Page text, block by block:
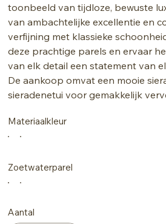
toonbeeld van tijdloze, bewuste
van ambachtelijke excellentie en
verfijning met klassieke
deze prachtige parels en ervaar
van elk detail een statement van
De aankoop omvat een mooie
sieradenetui voor gemakkelijk
Materiaalkleur
Zoetwaterparel
Aantal